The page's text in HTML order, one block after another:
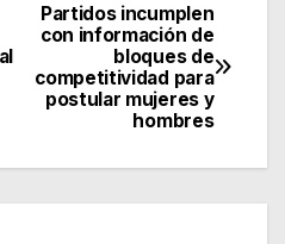
Partidos incumplen
con información de
bloques de
competitividad para
postular mujeres y
hombres